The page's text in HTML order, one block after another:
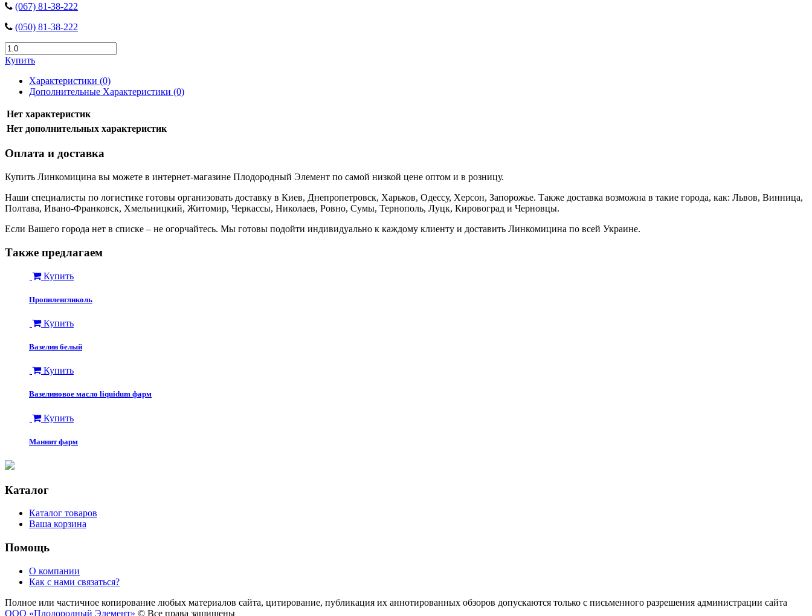
(067) 81-38-222
(050) 81-38-222
Купить
Характеристики (0)
Дополнительные Характеристики (0)
Нет характеристик
Нет дополнительных характеристик
Оплата и доставка
Купить Линкомицина вы можете в интернет-магазине Плодородный Элемент по самой низкой цене оптом и в розницу.
Наши специалисты по логистике готовы организовать доставку в Киев, Днепропетровск, Харьков, Одессу, Херсон, Запорожье. Также доставка возможна в такие города, как: Львов, Винница,
Полтава, Ивано-Франковск, Хмельницкий, Житомир, Черкассы, Николаев, Ровно, Сумы, Тернополь, Луцк, Кировоград и Черновцы.
Если Вашего города нет в списке – не огорчайтесь. Мы готовы подойти индивидуально к каждому клиенту и доставить Линкомицина по всей Украине.
Также предлагаем
Купить
Пропиленгликоль
Купить
Вазелин белый
Купить
Вазелиновое масло liquidum фарм
Купить
Маннит фарм
Каталог
Каталог товаров
Ваша корзина
Помощь
О компании
Как с нами связаться?
Полное или частичное копирование любых материалов сайта, цитирование, публикация их аннотированных обзоров допускаются только с письменного разрешения администрации сайта
ООО «Плодородный Элемент» © Все права защищены